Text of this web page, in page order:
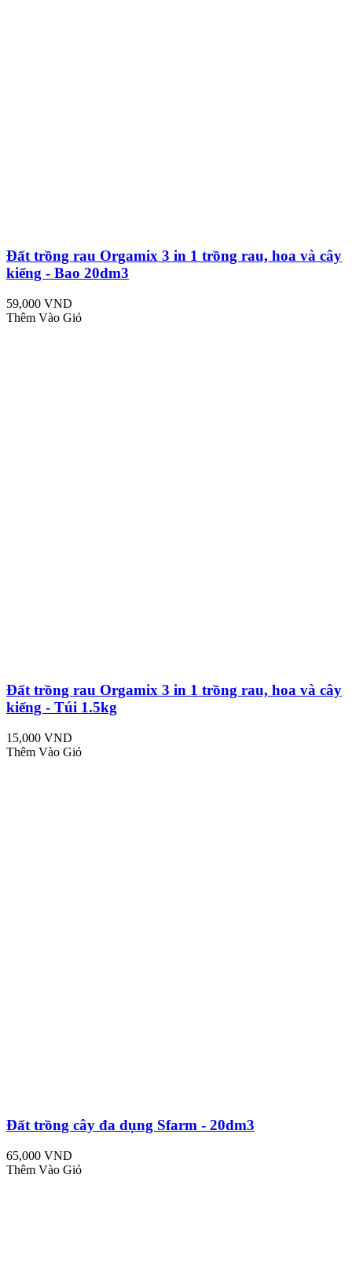
Đất trồng rau Orgamix 3 in 1 trồng rau, hoa và cây
kiểng - Bao 20dm3
59,000 VND
Thêm Vào Giỏ
Đất trồng rau Orgamix 3 in 1 trồng rau, hoa và cây
kiểng - Túi 1.5kg
15,000 VND
Thêm Vào Giỏ
Đất trồng cây đa dụng Sfarm - 20dm3
65,000 VND
Thêm Vào Giỏ